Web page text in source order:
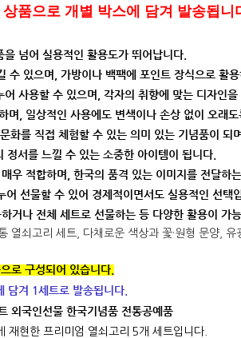
품으로 개별 박스에 담겨 발송됩니
넘어 실용적인 활용도가 뛰어납니다.
있으며, 가방이나 백팩에 포인트 장식으로 활
사용할 수 있으며, 각자의 취향에 맞는 디자인을
, 일상적인 사용에도 변색이나 손상 없이 오래
화를 직접 체험할 수 있는 의미 있는 기념품이 되
서를 느낄 수 있는 소중한 아이템이 됩니다.
우 적합하며, 한국의 품격 있는 이미지를 전달하
선물할 수 있어 경제적이면서도 실용적인 선택
거나 전체 세트로 선물하는 등 다양한 활용이 가
로 구성되어 있습니다.
담겨 1세트로 발송됩니다.
외국인선물 한국기념품 전통공예품
재현한 프리미엄 열쇠고리 5개 세트입니다.